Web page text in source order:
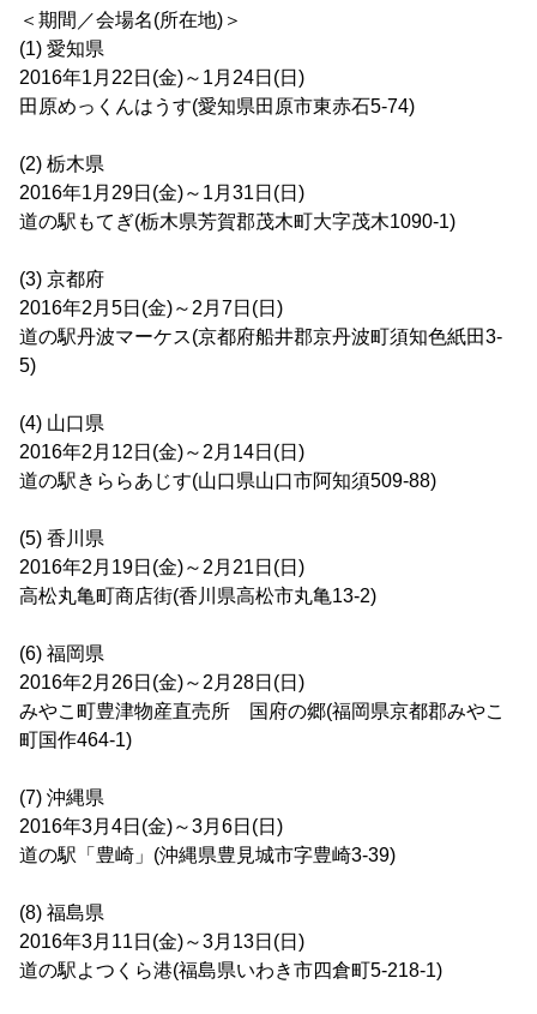
＜期間／会場名(所在地)＞
(1) 愛知県
2016年1月22日(金)～1月24日(日)
田原めっくんはうす(愛知県田原市東赤石5-74)
(2) 栃木県
2016年1月29日(金)～1月31日(日)
道の駅もてぎ(栃木県芳賀郡茂木町大字茂木1090-1)
(3) 京都府
2016年2月5日(金)～2月7日(日)
道の駅丹波マーケス(京都府船井郡京丹波町須知色紙田3-
5)
(4) 山口県
2016年2月12日(金)～2月14日(日)
道の駅きららあじす(山口県山口市阿知須509-88)
(5) 香川県
2016年2月19日(金)～2月21日(日)
高松丸亀町商店街(香川県高松市丸亀13-2)
(6) 福岡県
2016年2月26日(金)～2月28日(日)
みやこ町豊津物産直売所 国府の郷(福岡県京都郡みやこ
町国作464-1)
(7) 沖縄県
2016年3月4日(金)～3月6日(日)
道の駅「豊崎」(沖縄県豊見城市字豊崎3-39)
(8) 福島県
2016年3月11日(金)～3月13日(日)
道の駅よつくら港(福島県いわき市四倉町5-218-1)